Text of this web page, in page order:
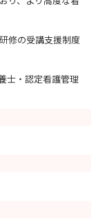
修の受講支援制度
士・認定看護管理